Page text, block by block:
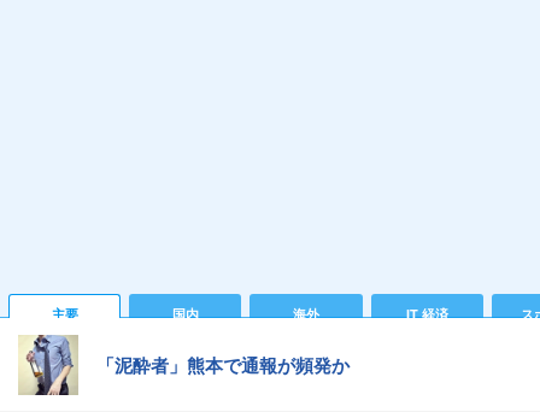
主要 国内 海外 IT 経済 ス
「泥酔者」熊本で通報が頻発か